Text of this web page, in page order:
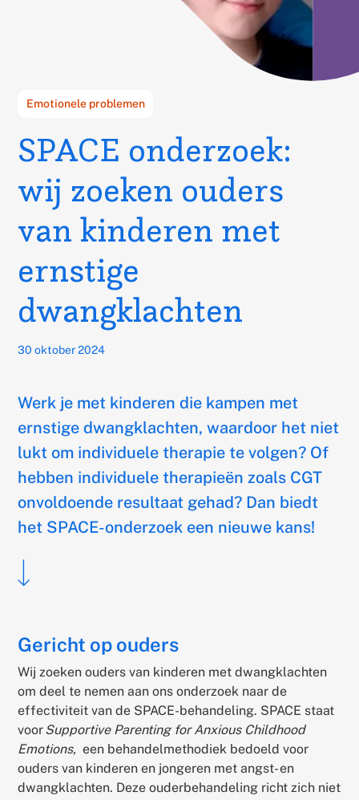
SPACE onderzoek:
wij zoeken ouders
van kinderen met
ernstige
dwangklachten
Gerelateerd
Emotionele problemen
Published
30 oktober 2024
Werk je met kinderen die kampen met
ernstige dwangklachten, waardoor het niet
lukt om individuele therapie te volgen? Of
hebben individuele therapieën zoals CGT
onvoldoende resultaat gehad? Dan biedt
het SPACE-onderzoek een nieuwe kans!
Gericht op ouders
Wij zoeken ouders van kinderen met dwangklachten
om deel te nemen aan ons onderzoek naar de
effectiviteit van de SPACE-behandeling. SPACE staat
voorSupportive Parenting for Anxious Childhood
Emotions, een behandelmethodiek bedoeld voor
ouders van kinderen en jongeren met angst- en
dwangklachten. Deze ouderbehandeling richt zich niet